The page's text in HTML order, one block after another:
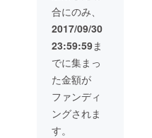
せていただきま
す。 ※期間：半
年間 ※公的秩序
お断りさせてい
ただきます。
合にのみ、
2017/09/30
23:59:59ま
でに集まっ
た金額が
ファンディ
ングされま
す。